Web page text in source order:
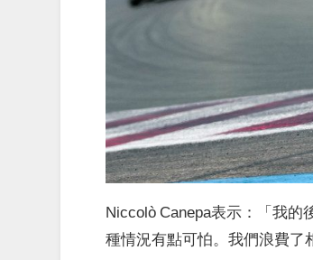
Niccolò Canepa表示：「我的
種情況有點可怕。我們浪費了